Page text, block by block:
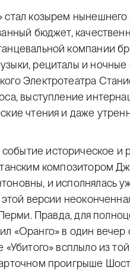
стал козырем нынешнего
бюджет,
компании
рециталы и ночные
Электротеатра
выступление
чтения и даже
историческое и
композитором
и исполнялась
версии
Правда, для
«Оранго» в один вечер
всплыло из
проигрыше